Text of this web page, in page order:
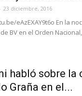
- 23 diciembre, 2016
eAzEXAY9t6o En la
BV en el Orden
habló sobre la
Graña en el...